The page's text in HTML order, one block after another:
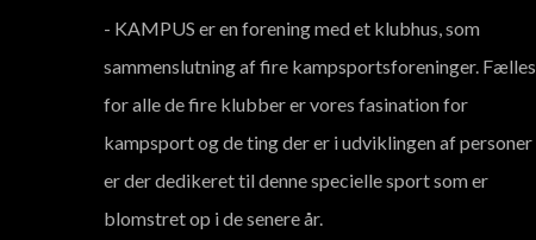
- KAMPUS er en forening med et klubhus, som
sammenslutning af fire kampsportsforeninger. Fælles
for alle de fire klubber er vores fasination for
kampsport og de ting der er i udviklingen af personer
er der dedikeret til denne specielle sport som er
blomstret op i de senere år.